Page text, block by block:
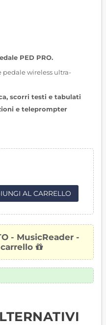
PED PRO.
pedale wireless ultra-
scorri testi e tabulati
e teleprompter
AL CARRELLO
- MusicReader -